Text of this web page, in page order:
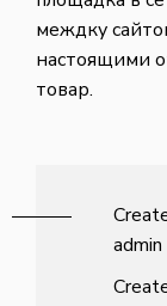
междку
настоящими
товар.
admin